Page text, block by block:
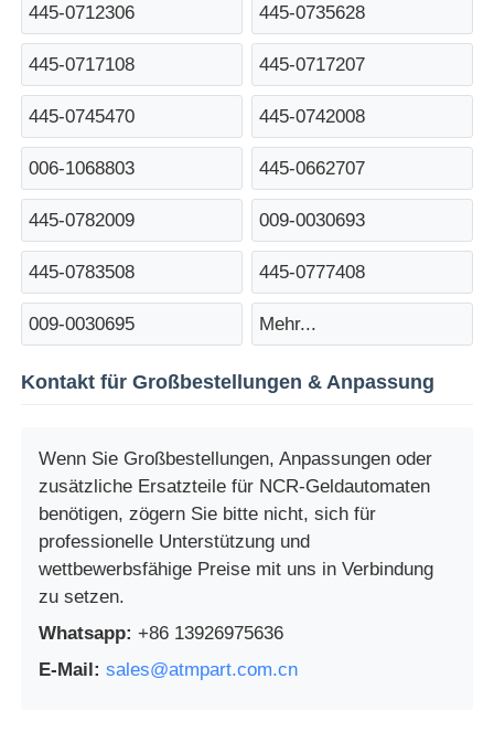
Ersatzteile für Geldautomaten
Münzrecycler
445-0712306 445-0735628
445-0717108 445-0717207
445-0745470 445-0742008
006-1068803 445-0662707
445-0782009 009-0030693
445-0783508 445-0777408
009-0030695 Mehr...
Kontakt für Großbestellungen & Anpassung
Wenn Sie Großbestellungen, Anpassungen oder
zusätzliche Ersatzteile für NCR-Geldautomaten
benötigen, zögern Sie bitte nicht, sich für
professionelle Unterstützung und
wettbewerbsfähige Preise mit uns in Verbindung
zu setzen.
Whatsapp: +86 13926975636
E-Mail: sales@atmpart.com.cn